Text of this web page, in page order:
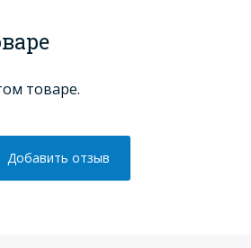
товаре.
Добавить отзыв